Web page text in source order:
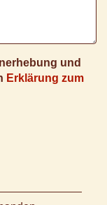
und
Erklärung zum